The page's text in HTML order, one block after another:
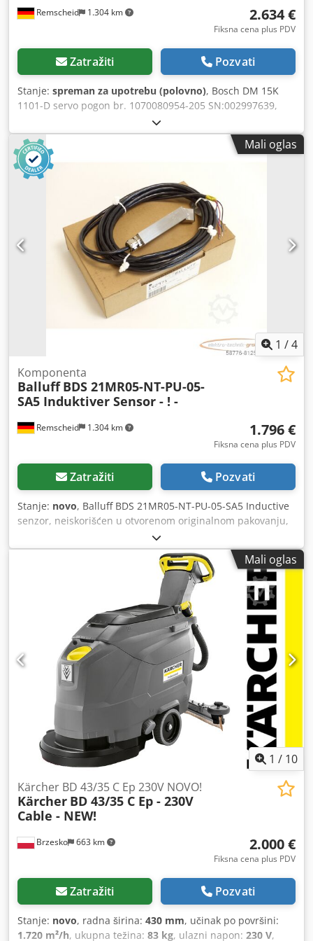
Remscheid 1.304 km 2.634 €
Fiksna cena plus PDV
Zatražiti Pozvati
Stanje: spreman za upotrebu (polovno), Bosch DM 15K
1101-D servo pogon br. 1070080954-205 SN:002997639,
stručno kompletno remontovan i testiran, sa 12 meseci
garancije, 100% ispravan, isporuka prema fotografijama.
Na ovaj artikal ne važe dogovoreni popusti na prodaju.
Molimo da cenu tražite posebno! Dsdpfex Eqxuex Ap Hekr
Mali oglas
1 /4
Remscheid 1.304 km
Komponenta
Balluff BDS 21MR05-NT-PU-05-
SA5 Induktiver Sensor - ! -
1.796 €
Fiksna cena plus PDV
Zatražiti Pozvati
Stanje: novo, Balluff BDS 21MR05-NT-PU-05-SA5 Inductive
senzor, neiskorišćen u otvorenom originalnom pakovanju,
100% funkcionalan, obim isporuke prema fotografijama
Dksdpfji D T Dvsx Ap Hor
Mali oglas
1 / 10
Brzesko 663 km
Kärcher BD 43/35 C Ep 230V NOVO!
Kärcher BD 43/35 C Ep - 230V
Cable - NEW!
2.000 €
Fiksna cena plus PDV
Zatražiti Pozvati
Stanje: novo, radna širina: 430 mm, učinak po površini:
1.720 m²/h, ukupna težina: 83 kg, ulazni napon: 230 V,